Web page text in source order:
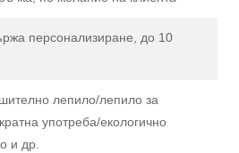
персонализиране, до 10
лепило/лепило за
употреба/екологично
и др.